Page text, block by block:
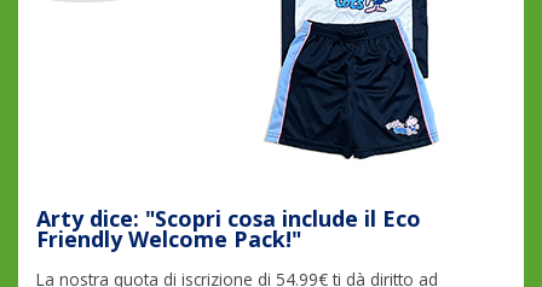
Arty dice: "Scopri cosa include il Eco
Friendly Welcome Pack!"
La nostra quota di iscrizione di 54.99€ ti dà diritto ad